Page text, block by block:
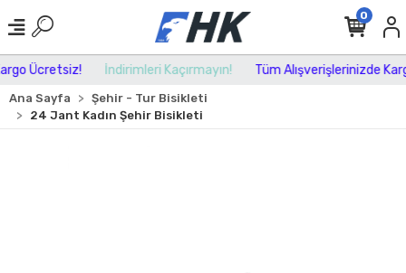
Ücretsiz! İndirimleri Kaçırmayın! Tüm Alışverişlerinizde
0
Ana Sayfa
Şehir - Tur Bisikleti
24 Jant Kadın Şehir Bisikleti